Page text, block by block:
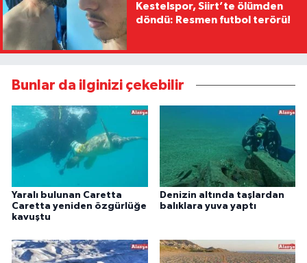
Kestelspor, Siirt’te ölümden
döndü: Resmen futbol terörü!
Bunlar da ilginizi çekebilir
Yaralı bulunan Caretta
Caretta yeniden özgürlüğe
kavuştu
Denizin altında taşlardan
balıklara yuva yaptı